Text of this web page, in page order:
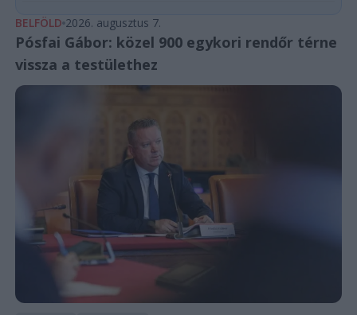
BELFÖLD 2026. augusztus 7.
Pósfai Gábor: közel 900 egykori rendőr térne
vissza a testülethez